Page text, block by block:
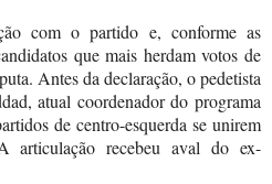
com o partido e, conforme as
que mais herdam votos de
Antes da declaração, o pedetista
atual coordenador do programa
de centro-esquerda se unirem
articulação recebeu aval do ex-